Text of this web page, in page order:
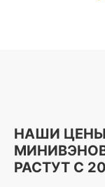
НАШИ ЦЕНЫ
РАСТУТ С